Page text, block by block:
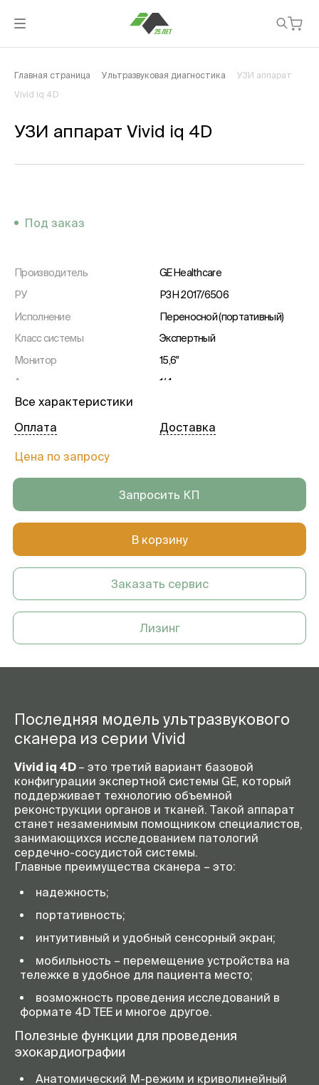
Главная страница Ультразвуковая диагностика УЗИ аппарат
Vivid iq 4D
УЗИ аппарат Vivid iq 4D
Под заказ
Производитель
GE Healthcare
РУ
РЗН 2017/6506
Исполнение
Переносной (портативный)
Класс системы
Экспертный
Монитор
15,6"
Активные порты
1/4 шт.
Вес
Гарантия
1 год
Все характеристики
Цена по запросу
Оплата Доставка
Запросить КП
В корзину
Заказать сервис
Лизинг
Последняя модель ультразвукового
сканера из серии Vivid
Vivid iq 4D – это третий вариант базовой
конфигурации экспертной системы GE, который
поддерживает технологию объемной
реконструкции органов и тканей. Такой аппарат
станет незаменимым помощником специалистов,
занимающихся исследованием патологий
сердечно-сосудистой системы.
Главные преимущества сканера – это:
надежность;
портативность;
интуитивный и удобный сенсорный экран;
мобильность – перемещение устройства на
тележке в удобное для пациента место;
возможность проведения исследований в
формате 4D TEE и многое другое.
Полезные функции для проведения
эхокардиографии
Анатомический М-режим и криволинейный